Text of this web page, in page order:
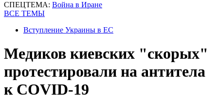
СПЕЦТЕМА: Война в Иране
ВСЕ ТЕМЫ
Вступление Украины в ЕС
Медиков киевских "скорых"
протестировали на антитела
к COVID-19